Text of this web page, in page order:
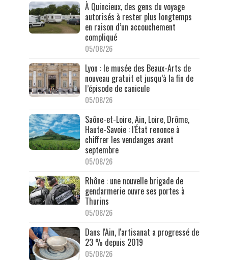
À Quincieux, des gens du voyage
autorisés à rester plus longtemps
en raison d’un accouchement
compliqué
05/08/26
Lyon : le musée des Beaux-Arts de
nouveau gratuit et jusqu’à la fin de
l’épisode de canicule
05/08/26
Saône-et-Loire, Ain, Loire, Drôme,
Haute-Savoie : l'État renonce à
chiffrer les vendanges avant
septembre
05/08/26
Rhône : une nouvelle brigade de
gendarmerie ouvre ses portes à
Thurins
05/08/26
Dans l'Ain, l'artisanat a progressé de
23 % depuis 2019
05/08/26